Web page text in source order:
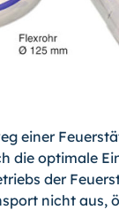
einer
die optimale
der
nicht aus,